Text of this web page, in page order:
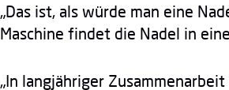
„Das ist, als würde man eine
Maschine findet die Nadel in
„In langjähriger